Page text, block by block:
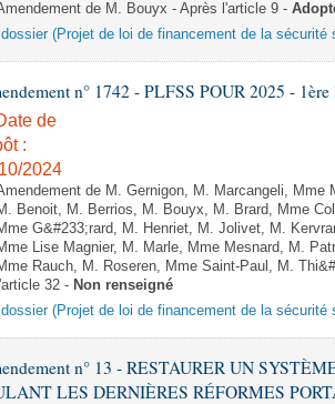
de M. Bouyx - Après l'article 9 -
(Projet de loi de financement de la sécurité
n° 1742 - PLFSS POUR 2025 - 1ère
de
:
2024
de M. Gernigon, M. Marcangeli,
Benoit, M. Berrios, M. Bouyx, M. Brard, Mme
G&#233;rard, M. Henriet, M. Jolivet, M.
Lise Magnier, M. Marle, Mme Mesnard, M.
Rauch, M. Roseren, Mme Saint-Paul, M.
l'article 32 - Non renseigné
(Projet de loi de financement de la sécurité
n° 13 - RESTAURER UN
LES DERNIÈRES RÉFORMES